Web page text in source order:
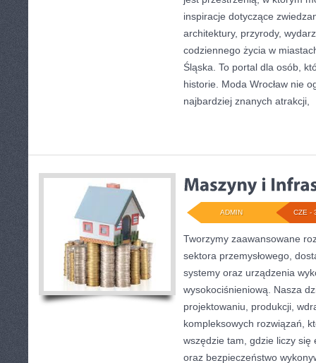
inspiracje dotyczące
architektury, przyrody,
codziennego życia w
Śląska. To portal dla osób,
historie. Moda Wrocław nie
najbardziej znanych atrakcji,
CZE -
ADMIN
Tworzymy zaawansowane
sektora przemysłowego,
systemy oraz urządzenia
wysokociśnieniową. Nasza
projektowaniu, produkcji,
kompleksowych rozwiązań,
wszędzie tam, gdzie liczy się
oraz bezpieczeństwo